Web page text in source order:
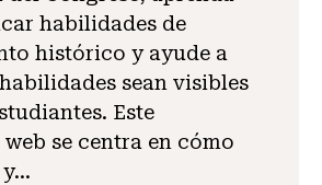
habilidades de
histórico y ayude a
sean visibles
Este
se centra en cómo